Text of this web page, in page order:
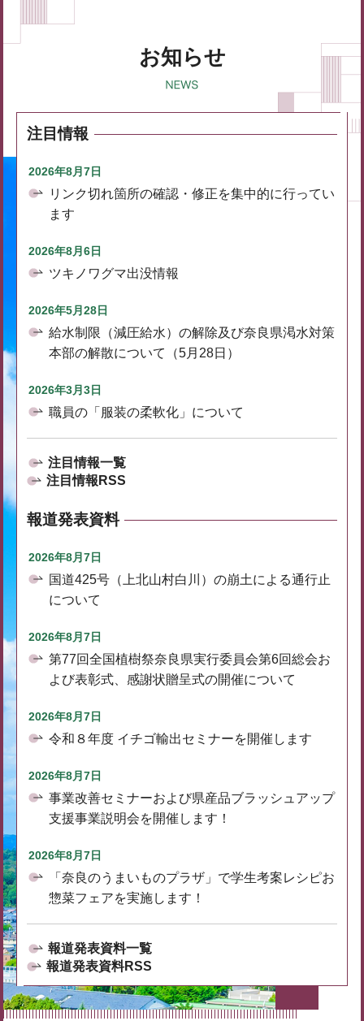
お知らせ
注目情報
2026年8月7日
リンク切れ箇所の確認・修正を集中的に行ってい
ます
2026年8月6日
ツキノワグマ出没情報
2026年5月28日
給水制限（減圧給水）の解除及び奈良県渇水対策
本部の解散について（5月28日）
2026年3月3日
職員の「服装の柔軟化」について
注目情報一覧
注目情報RSS
報道発表資料
2026年8月7日
国道425号（上北山村白川）の崩土による通行止
について
2026年8月7日
第77回全国植樹祭奈良県実行委員会第6回総会お
よび表彰式、感謝状贈呈式の開催について
2026年8月7日
令和８年度 イチゴ輸出セミナーを開催します
2026年8月7日
事業改善セミナーおよび県産品ブラッシュアップ
支援事業説明会を開催します！
2026年8月7日
「奈良のうまいものプラザ」で学生考案レシピお
惣菜フェアを実施します！
報道発表資料一覧
報道発表資料RSS